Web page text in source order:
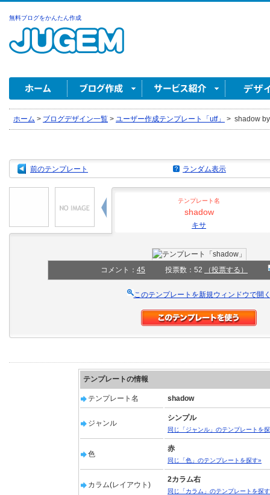
無料ブログをかんたん作成
ホーム > ブログデザイン一覧 > ユーザー作成テンプレート「utf」 > shadow
前のテンプレート ランダム表示
テンプレート名
shadow
キサ
コメント： 45 投票数：52 （投票する）
このテンプレートを新規ウィンドウで開
テンプレートの情報
テンプレート名 shadow
ジャンル
シンプル
同じ「ジャンル」のテンプレートを
色
赤
同じ「色」のテンプレートを探す»
カラム(レイアウト)
2カラム右
同じ「カラム」のテンプレートを探